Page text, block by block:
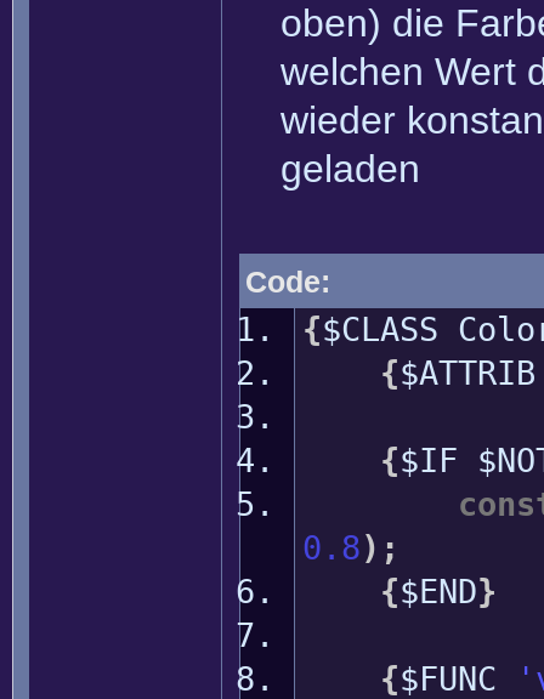
oben) die
welchen Wert
wieder
geladen
Code:
{$CLASS
{
{$IF
0.8) ;
{$END}
{$FUNC